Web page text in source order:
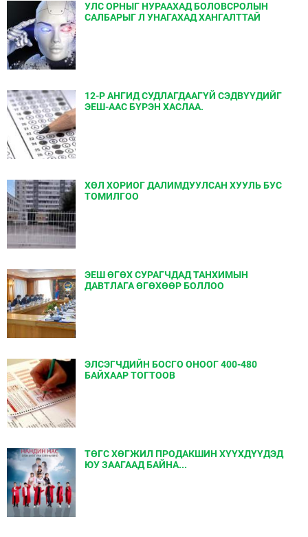
УЛС ОРНЫГ НУРААХАД БОЛОВСРОЛЫН
САЛБАРЫГ Л УНАГАХАД ХАНГАЛТТАЙ
12-Р АНГИД СУДЛАГДААГҮЙ СЭДВҮҮДИЙГ
ЭЕШ-ААС БҮРЭН ХАСЛАА.
ХӨЛ ХОРИОГ ДАЛИМДУУЛСАН ХУУЛЬ БУС
ТОМИЛГОО
ЭЕШ ӨГӨХ СУРАГЧДАД ТАНХИМЫН
ДАВТЛАГА ӨГӨХӨӨР БОЛЛОО
ЭЛСЭГЧДИЙН БОСГО ОНООГ 400-480
БАЙХААР ТОГТООВ
ТӨГС ХӨГЖИЛ ПРОДАКШИН ХҮҮХДҮҮДЭД
ЮУ ЗААГААД БАЙНА...